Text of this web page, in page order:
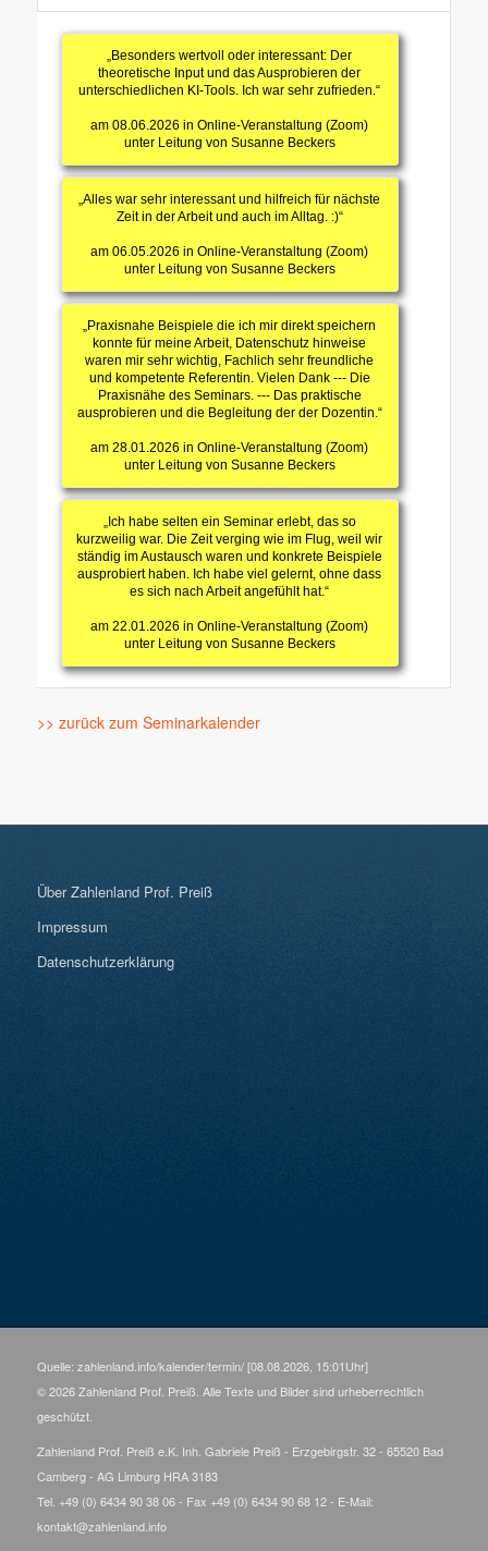
„Besonders wertvoll oder interessant: Der
theoretische Input und das Ausprobieren der
unterschiedlichen KI-Tools. Ich war sehr zufrieden.“
am 08.06.2026 in Online-Veranstaltung (Zoom)
unter Leitung von Susanne Beckers
„Alles war sehr interessant und hilfreich für nächste
Zeit in der Arbeit und auch im Alltag. :)“
am 06.05.2026 in Online-Veranstaltung (Zoom)
unter Leitung von Susanne Beckers
„Praxisnahe Beispiele die ich mir direkt speichern
konnte für meine Arbeit, Datenschutz hinweise
waren mir sehr wichtig, Fachlich sehr freundliche
und kompetente Referentin. Vielen Dank --- Die
Praxisnähe des Seminars. --- Das praktische
ausprobieren und die Begleitung der der Dozentin.“
am 28.01.2026 in Online-Veranstaltung (Zoom)
unter Leitung von Susanne Beckers
„Ich habe selten ein Seminar erlebt, das so
kurzweilig war. Die Zeit verging wie im Flug, weil wir
ständig im Austausch waren und konkrete Beispiele
ausprobiert haben. Ich habe viel gelernt, ohne dass
es sich nach Arbeit angefühlt hat.“
am 22.01.2026 in Online-Veranstaltung (Zoom)
unter Leitung von Susanne Beckers
>> zurück zum Seminarkalender
Über Zahlenland Prof. Preiß
Impressum
Datenschutzerklärung
Quelle: zahlenland.info/kalender/termin/ [08.08.2026, 15:01Uhr]
© 2026 Zahlenland Prof. Preiß. Alle Texte und Bilder sind urheberrechtlich
geschützt.
Zahlenland Prof. Preiß e.K. Inh. Gabriele Preiß - Erzgebirgstr. 32 - 65520 Bad
Camberg - AG Limburg HRA 3183
Tel. +49 (0) 6434 90 38 06 - Fax +49 (0) 6434 90 68 12 - E-Mail:
kontakt@zahlenland.info